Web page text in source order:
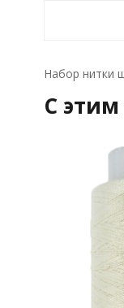
Набор нитки
C